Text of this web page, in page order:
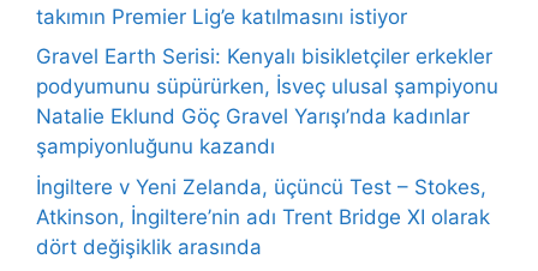
takımın Premier Lig’e katılmasını istiyor
Gravel Earth Serisi: Kenyalı bisikletçiler erkekler
podyumunu süpürürken, İsveç ulusal şampiyonu
Natalie Eklund Göç Gravel Yarışı’nda kadınlar
şampiyonluğunu kazandı
İngiltere v Yeni Zelanda, üçüncü Test – Stokes,
Atkinson, İngiltere’nin adı Trent Bridge XI olarak
dört değişiklik arasında